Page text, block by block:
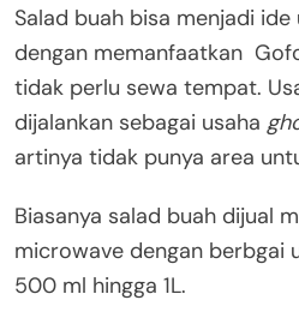
Salad buah bisa menjadi
dengan memanfaatkan
tidak perlu sewa tempat.
dijalankan sebagai usaha
artinya tidak punya area
Biasanya salad buah dijual
microwave dengan berbgai
500 ml hingga 1L.